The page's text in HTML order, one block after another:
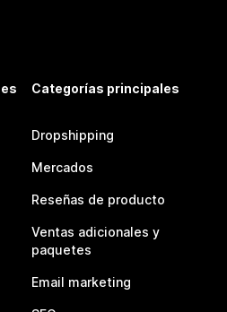
Categorías principales
Dropshipping
Mercados
Reseñas de producto
Ventas adicionales y
paquetes
Email marketing